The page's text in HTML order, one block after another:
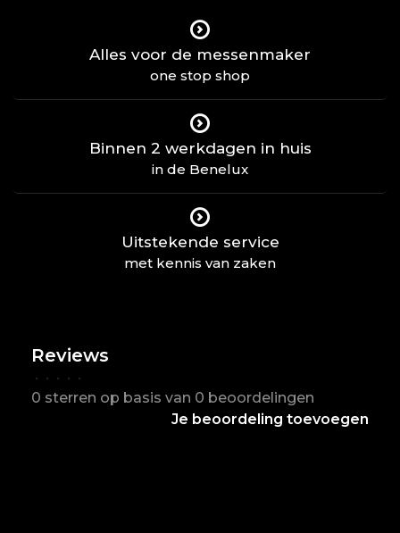
Alles voor de messenmaker
one stop shop
Binnen 2 werkdagen in huis
in de Benelux
Uitstekende service
met kennis van zaken
Reviews
• • • • •
0 sterren op basis van 0 beoordelingen
Je beoordeling toevoegen